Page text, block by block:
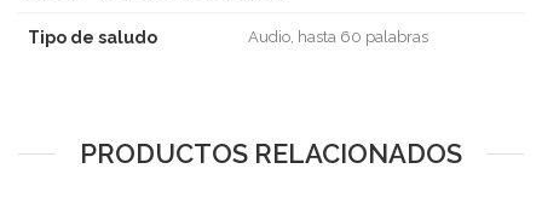
Tipo de saludo Audio, hasta 60 palabras
PRODUCTOS RELACIONADOS